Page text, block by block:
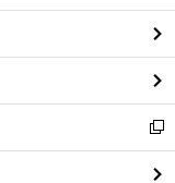
ン
ド
ウ
で
開
く
新
し
い